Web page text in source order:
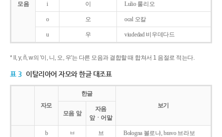
모음 i 이 Lulio 룰리오
o 오 ocal 오칼
u 우 viudedad 비우데다드
* ll, y, ñ, w의 '이, 니, 오, 우'는 다른 모음과 결합할 때 합쳐서 1 음절로 적는다.
표 3 이탈리아어 자모와 한글 대조표
자모
한글
보기
모음 앞
자음
앞ㆍ어말
b ㅂ 브 Bologna 볼로냐, bravo 브라보